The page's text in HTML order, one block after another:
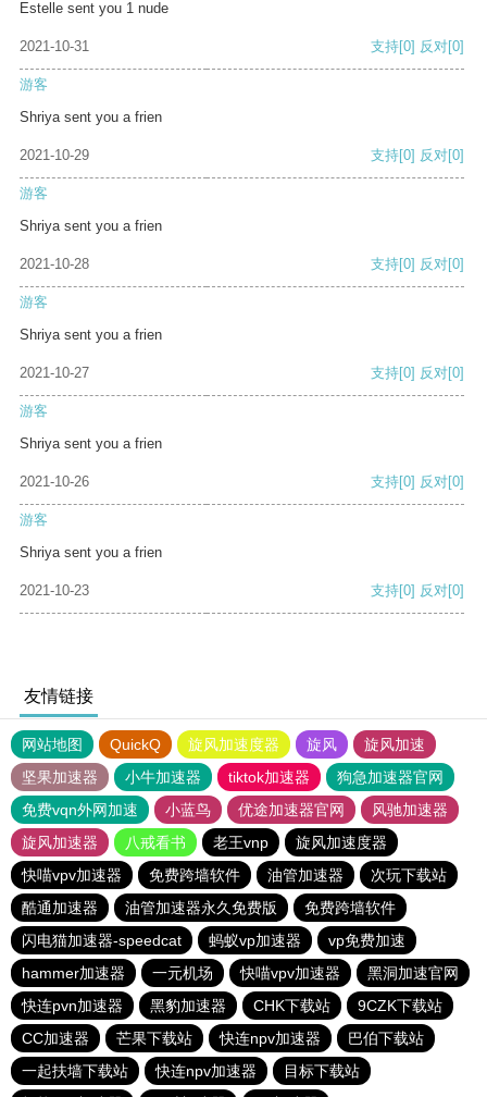
Estelle sent you 1 nude
2021-10-31 支持[0] 反对[0]
游客
Shriya sent you a frien
2021-10-29 支持[0] 反对[0]
游客
Shriya sent you a frien
2021-10-28 支持[0] 反对[0]
游客
Shriya sent you a frien
2021-10-27 支持[0] 反对[0]
游客
Shriya sent you a frien
2021-10-26 支持[0] 反对[0]
游客
Shriya sent you a frien
2021-10-23 支持[0] 反对[0]
友情链接
网站地图 QuickQ 旋风加速度器 旋风
旋风加速
坚果加速器
小牛加速器 tiktok加速器
狗急加速器官网
免费vqn外网加速
小蓝鸟 优途加速器官网
风驰加速器
旋风加速器
八戒看书 老王vnp
旋风加速度器
快喵vpv加速器
免费跨墙软件 油管加速器
次玩下载站
酷通加速器
油管加速器永久免费版
免费跨墙软件
闪电猫加速器-speedcat
蚂蚁vp加速器
vp免费加速
hammer加速器
一元机场 快喵vpv加速器
黑洞加速官网
快连pvn加速器
黑豹加速器 CHK下载站
9CZK下载站
CC加速器
芒果下载站 快连npv加速器
巴伯下载站
一起扶墙下载站
快连npv加速器
目标下载站